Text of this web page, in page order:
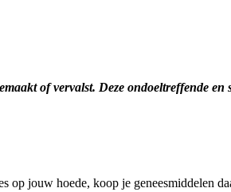
of vervalst. Deze ondoeltreffende en
op jouw hoede, koop je geneesmiddelen